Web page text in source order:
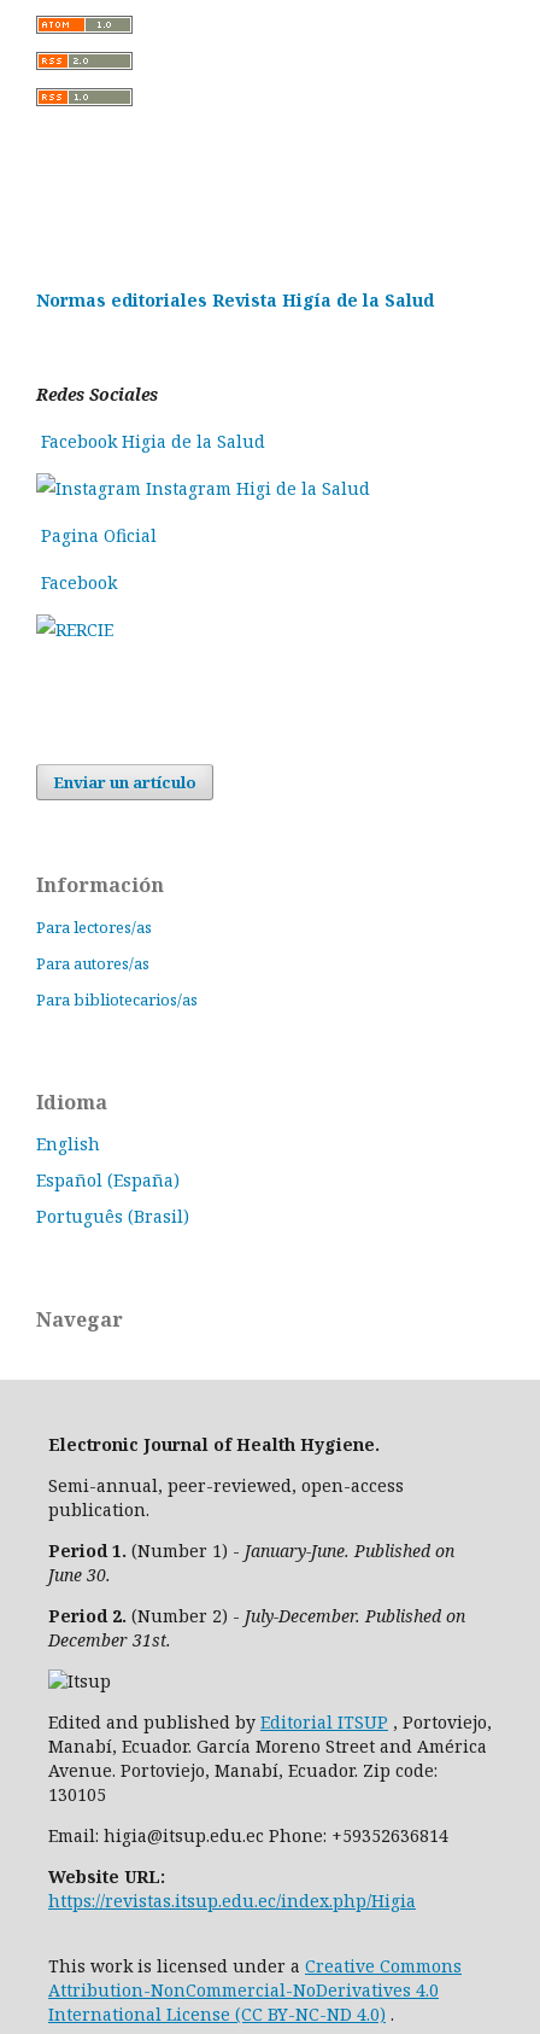
Normas editoriales Revista Higía de la Salud
Redes Sociales
Facebook Higia de la Salud
Instagram Higi de la Salud
Pagina Oficial
Facebook
Enviar un artículo
Información
Para lectores/as
Para autores/as
Para bibliotecarios/as
Idioma
English
Español (España)
Português (Brasil)
Navegar
Electronic Journal of Health Hygiene.
Semi-annual, peer-reviewed, open-access
publication.
Period 1. (Number 1) - January-June. Published on
June 30.
Period 2. (Number 2) - July-December. Published on
December 31st.
Edited and published by Editorial ITSUP , Portoviejo,
Manabí, Ecuador. García Moreno Street and América
Avenue. Portoviejo, Manabí, Ecuador. Zip code:
130105
Email: higia@itsup.edu.ec Phone: +59352636814
Website URL:
https://revistas.itsup.edu.ec/index.php/Higia
This work is licensed under a Creative Commons
Attribution-NonCommercial-NoDerivatives 4.0
International License (CC BY-NC-ND 4.0) .